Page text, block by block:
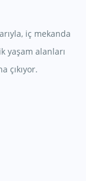
iç mekanda
yaşam alanları
çıkıyor.